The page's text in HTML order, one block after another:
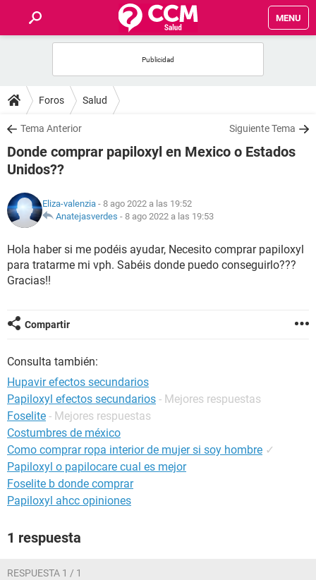
MENU
FOROS
SALUD
FAMILIA
NUTRICIÓN
SEXUALIDAD
Foros Salud
Tema Anterior Siguiente Tema
Donde comprar papiloxyl en Mexico o Estados
Unidos??
Eliza-valenzia - 8 ago 2022 a las 19:52
Anatejasverdes - 8 ago 2022 a las 19:53
Hola haber si me podéis ayudar, Necesito comprar papiloxyl
para tratarme mi vph. Sabéis donde puedo conseguirlo???
Gracias!!
Compartir
Consulta también:
Hupavir efectos secundarios
Papiloxyl efectos secundarios - Mejores respuestas
Foselite - Mejores respuestas
Costumbres de méxico
Como comprar ropa interior de mujer si soy hombre ✓
Papiloxyl o papilocare cual es mejor
Foselite b donde comprar
Papiloxyl ahcc opiniones
1 respuesta
RESPUESTA 1 / 1